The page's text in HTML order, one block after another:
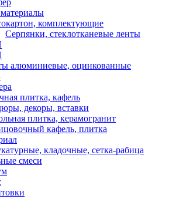
комплектующие
Серпянки, стеклотканевые ленты
алюминиевые, оцинкованные
плитка, кафель
декоры, вставки
плитка, керамогранит
кафель, плитка
кладочные, сетка-рабица
смеси